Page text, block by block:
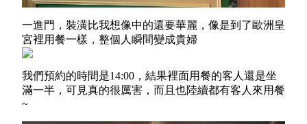
一進門，裝潢比我想像中的還要華麗，像是到了歐洲皇
宮裡用餐一樣，整個人瞬間變成貴婦
我們預約的時間是14:00 ，結果裡面用餐的客人還是坐
滿一半，可見真的很厲害，而且也陸續都有客人來用餐
~